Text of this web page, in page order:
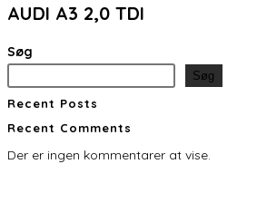
AUDI A3 2,0 TDI
Søg
Søg
Recent Posts
Recent Comments
Der er ingen kommentarer at vise.